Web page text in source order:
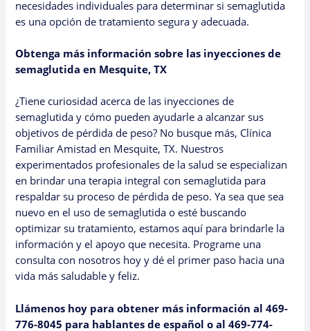
necesidades individuales para determinar si semaglutida
es una opción de tratamiento segura y adecuada.
Obtenga más información sobre las inyecciones de
semaglutida en Mesquite, TX
¿Tiene curiosidad acerca de las inyecciones de
semaglutida y cómo pueden ayudarle a alcanzar sus
objetivos de pérdida de peso? No busque más, Clínica
Familiar Amistad en Mesquite, TX. Nuestros
experimentados profesionales de la salud se especializan
en brindar una terapia integral con semaglutida para
respaldar su proceso de pérdida de peso. Ya sea que sea
nuevo en el uso de semaglutida o esté buscando
optimizar su tratamiento, estamos aquí para brindarle la
información y el apoyo que necesita. Programe una
consulta con nosotros hoy y dé el primer paso hacia una
vida más saludable y feliz.
Llámenos hoy para obtener más información al 469-
776-8045 para hablantes de español o al 469-774-